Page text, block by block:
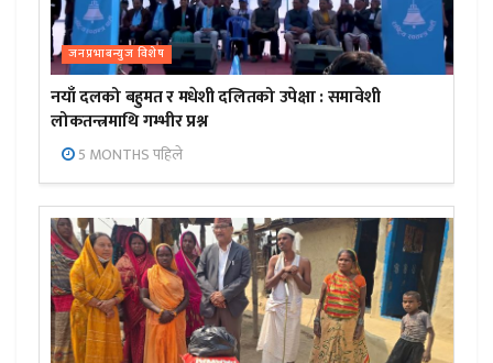
जनप्रभाबन्युज विशेष
नयाँ दलको बहुमत र मधेशी दलितको उपेक्षा : समावेशी
लोकतन्त्रमाथि गम्भीर प्रश्न
5 MONTHS पहिले